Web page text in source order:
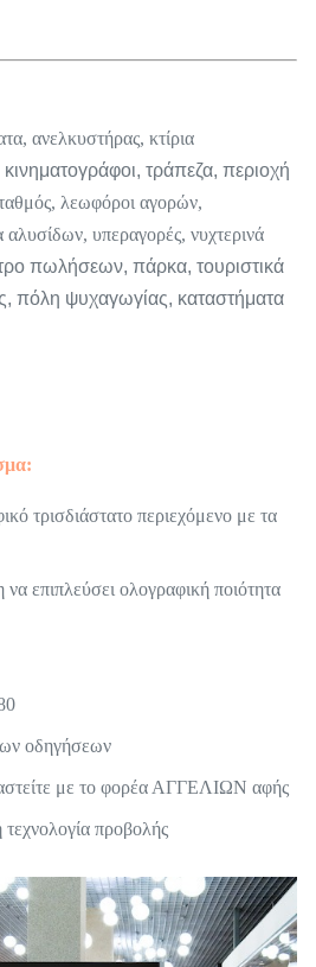
ανελκυστήρας, κτίρια
τράπεζα, περιοχή
λεωφόροι αγορών,
αλυσίδων, υπεραγορές, νυχτερινά
πωλήσεων, πάρκα, τουριστικά
πόλη ψυχαγωγίας, καταστήματα
τρισδιάστατο περιεχόμενο με τα
επιπλεύσει ολογραφική ποιότητα
οδηγήσεων
με το φορέα ΑΓΓΕΛΙΩΝ αφής
τεχνολογία προβολής